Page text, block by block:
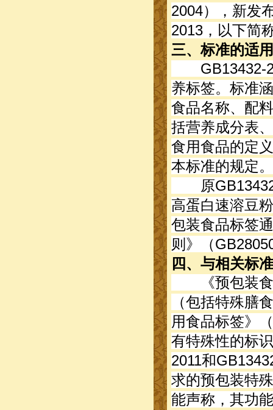
2004），新发
2013，以下简
三、标准的适
GB13432-
养标签。标准
食品名称、配
括营养成分表
食用食品的定
本标准的规定。
原GB13432-
高蛋白速溶豆
包装食品标签
则》（
四、与相关标
《预包装食
（包括特殊膳
用食品标签》
有特殊性的标
2011和
求的预包装特
能声称，其功